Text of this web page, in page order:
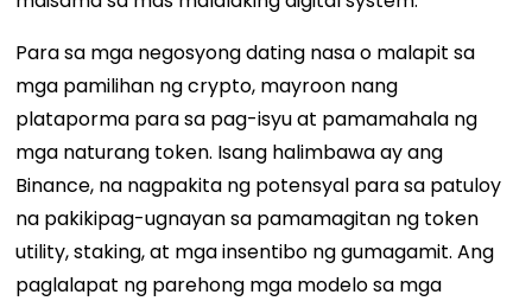
Para sa mga negosyong dating nasa o malapit sa
mga pamilihan ng crypto, mayroon nang
plataporma para sa pag-isyu at pamamahala ng
mga naturang token. Isang halimbawa ay ang
Binance, na nagpakita ng potensyal para sa patuloy
na pakikipag-ugnayan sa pamamagitan ng token
utility, staking, at mga insentibo ng gumagamit. Ang
paglalapat ng parehong mga modelo sa mga